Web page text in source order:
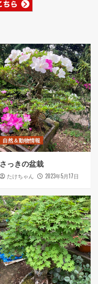
自然＆動物情報
さっきの盆栽
たけちゃん 2023年5月17日